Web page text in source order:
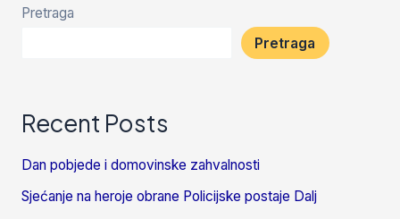
Pretraga
Pretraga
Recent Posts
Dan pobjede i domovinske zahvalnosti
Sjećanje na heroje obrane Policijske postaje Dalj